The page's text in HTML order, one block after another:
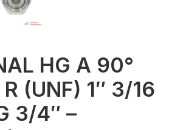
HG A 90°
(UNF) 1″ 3/16
3/4″ –